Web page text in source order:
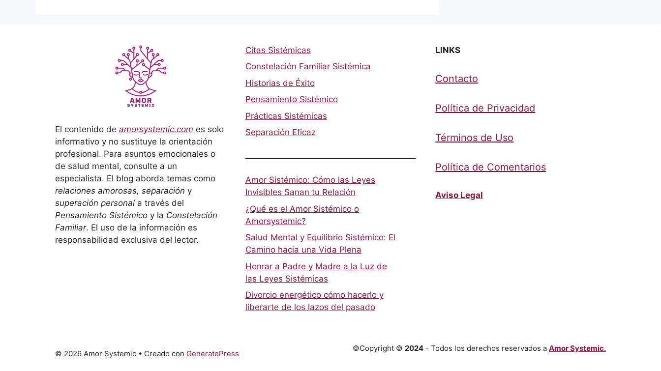
El contenido de amorsystemic.com es solo
informativo y no sustituye la orientación
profesional. Para asuntos emocionales o
de salud mental, consulte a un
especialista. El blog aborda temas como
relaciones amorosas, separación y
superación personal a través del
Pensamiento Sistémico y la Constelación
Familiar. El uso de la información es
responsabilidad exclusiva del lector.
Citas Sistémicas
Constelación Familiar Sistémica
Historias de Éxito
Pensamiento Sistémico
Prácticas Sistémicas
Separación Eficaz
Amor Sistémico: Cómo las Leyes
Invisibles Sanan tu Relación
¿Qué es el Amor Sistémico o
Amorsystemic?
Salud Mental y Equilibrio Sistémico: El
Camino hacia una Vida Plena
Honrar a Padre y Madre a la Luz de
las Leyes Sistémicas
Divorcio energético cómo hacerlo y
liberarte de los lazos del pasado
LINKS
Contacto
Política de Privacidad
Términos de Uso
Política de Comentarios
Aviso Legal
©Copyright © 2024 - Todos los derechos reservados a Amor Systemic.
© 2026 Amor Systemic • Creado con GeneratePress